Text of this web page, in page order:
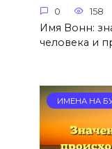
0 158
Имя Вонн:
человека и
ИМЕНА НА